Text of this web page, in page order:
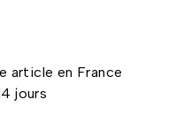
article en France
jours